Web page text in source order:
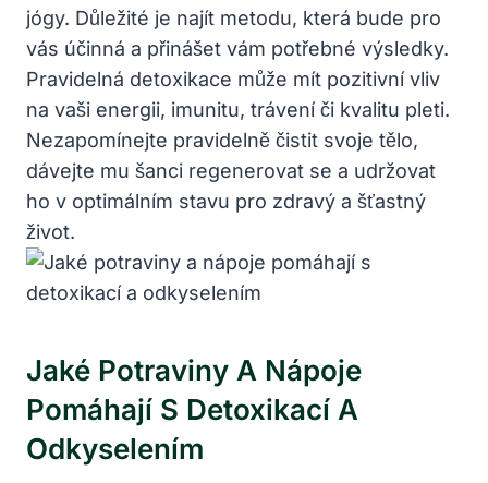
jógy. Důležité je najít metodu, která bude pro
vás účinná a přinášet vám potřebné výsledky.
Pravidelná detoxikace může mít pozitivní vliv
na vaši energii, imunitu, trávení či kvalitu pleti.
Nezapomínejte pravidelně čistit svoje tělo,
dávejte mu šanci regenerovat se a udržovat
ho v optimálním stavu pro zdravý a šťastný
život.
Jaké Potraviny A Nápoje
Pomáhají S Detoxikací A
Odkyselením